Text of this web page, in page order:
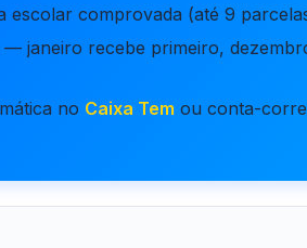
escolar comprovada (até 9
— janeiro recebe primeiro,
no Caixa Tem ou conta-